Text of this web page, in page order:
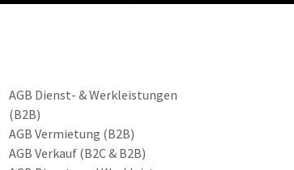
AGB Dienst- & Werkleistungen
(B2B)
AGB Vermietung (B2B)
AGB Verkauf (B2C & B2B)